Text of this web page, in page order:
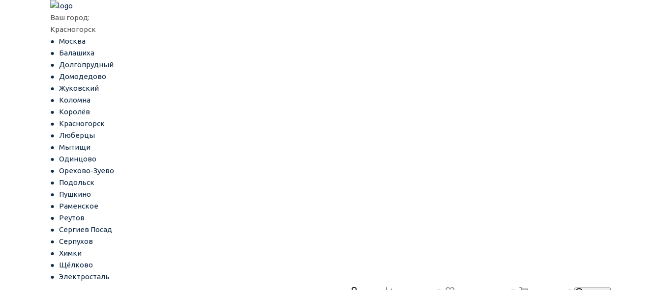
Ваш город:
Красногорск
Москва
Балашиха
Долгопрудный
Домодедово
Жуковский
Коломна
Королёв
Красногорск
Люберцы
Мытищи
Одинцово
Орехово-Зуево
Подольск
Пушкино
Раменское
Реутов
Сергиев Посад
Серпухов
Химки
Щёлково
Электросталь